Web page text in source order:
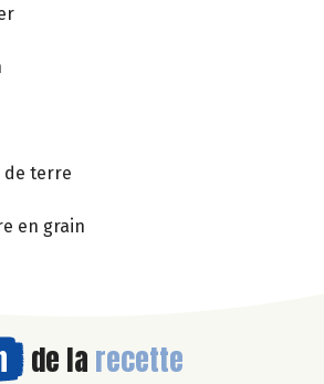
de terre
en grain
de la recette